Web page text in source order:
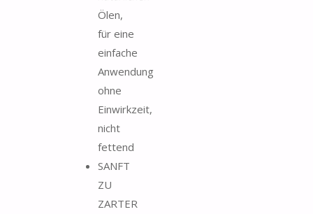
Ölen,
für eine
einfache
Anwendung
ohne
Einwirkzeit,
nicht
fettend
SANFT
ZU
ZARTER